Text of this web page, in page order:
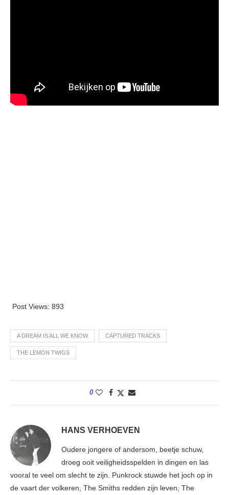
Post Views: 893
A DREAM IS ALL WE KNOW CAPTURED TRACKS
THE LEMON TWIGS
0
HANS VERHOEVEN
Oudere jongere of andersom, beetje schuw,
droeg ooit veiligheidsspelden in dingen en las
vooral te veel om slecht te zijn. Punkrock stuwde het joch op in
de vaart der volkeren, The Smiths redden zijn leven, The